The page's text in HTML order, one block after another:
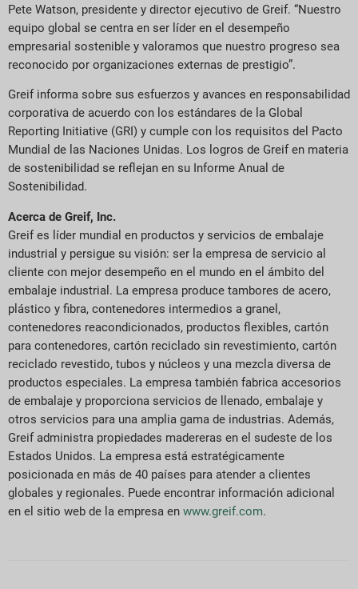
Pete Watson, presidente y director ejecutivo de Greif. “Nuestro
equipo global se centra en ser líder en el desempeño
empresarial sostenible y valoramos que nuestro progreso sea
reconocido por organizaciones externas de prestigio”.
Greif informa sobre sus esfuerzos y avances en responsabilidad
corporativa de acuerdo con los estándares de la Global
Reporting Initiative (GRI) y cumple con los requisitos del Pacto
Mundial de las Naciones Unidas. Los logros de Greif en materia
de sostenibilidad se reflejan en su Informe Anual de
Sostenibilidad.
Acerca de Greif, Inc.
Greif es líder mundial en productos y servicios de embalaje
industrial y persigue su visión: ser la empresa de servicio al
cliente con mejor desempeño en el mundo en el ámbito del
embalaje industrial. La empresa produce tambores de acero,
plástico y fibra, contenedores intermedios a granel,
contenedores reacondicionados, productos flexibles, cartón
para contenedores, cartón reciclado sin revestimiento, cartón
reciclado revestido, tubos y núcleos y una mezcla diversa de
productos especiales. La empresa también fabrica accesorios
de embalaje y proporciona servicios de llenado, embalaje y
otros servicios para una amplia gama de industrias. Además,
Greif administra propiedades madereras en el sudeste de los
Estados Unidos. La empresa está estratégicamente
posicionada en más de 40 países para atender a clientes
globales y regionales. Puede encontrar información adicional
en el sitio web de la empresa en www.greif.com.